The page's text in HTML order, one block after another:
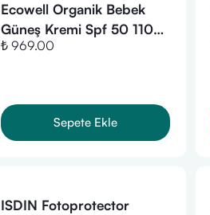
Ecowell Organik Bebek
Güneş Kremi Spf 50 110
gr
₺ 969.00
Sepete Ekle
ISDIN Fotoprotector